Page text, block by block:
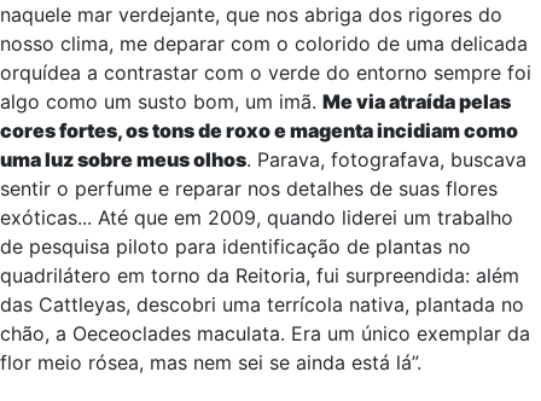
naquele mar verdejante, que nos abriga dos rigores do
nosso clima, me deparar com o colorido de uma delicada
orquídea a contrastar com o verde do entorno sempre foi
algo como um susto bom, um imã. Me via atraída pelas
cores fortes, os tons de roxo e magenta incidiam como
uma luz sobre meus olhos. Parava, fotografava, buscava
sentir o perfume e reparar nos detalhes de suas flores
exóticas... Até que em 2009, quando liderei um trabalho
de pesquisa piloto para identificação de plantas no
quadrilátero em torno da Reitoria, fui surpreendida: além
das Cattleyas, descobri uma terrícola nativa, plantada no
chão, a Oeceoclades maculata. Era um único exemplar da
flor meio rósea, mas nem sei se ainda está lá”.